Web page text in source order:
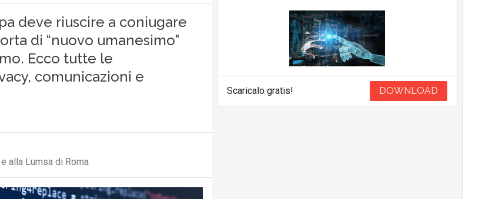
deve riuscire a coniugare
di “nuovo umanesimo”
Ecco tutte le
comunicazioni e
alla Lumsa di Roma
Scaricalo gratis! DOWNLOAD